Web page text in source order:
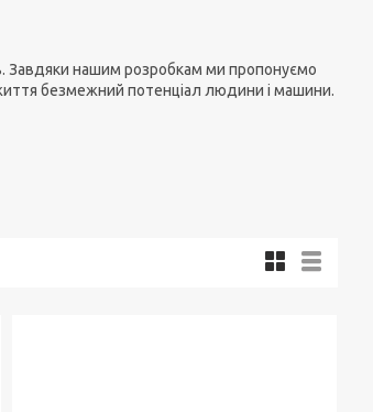
Завдяки нашим розробкам ми пропонуємо
життя безмежний потенціал людини і машини.